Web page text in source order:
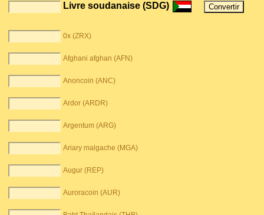
Livre soudanaise (SDG)
0x (ZRX)
Afghani afghan (AFN)
Anoncoin (ANC)
Ardor (ARDR)
Argentum (ARG)
Ariary malgache (MGA)
Augur (REP)
Auroracoin (AUR)